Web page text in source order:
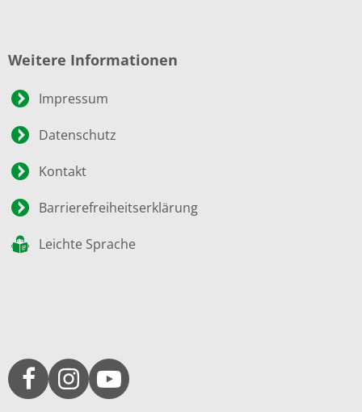
Weitere Informationen
Impressum
Datenschutz
Kontakt
Barrierefreiheitserklärung
Leichte Sprache